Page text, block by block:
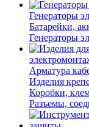
Генераторы
Батарейки,
Генераторы
Арматура
Изделия
Коробки,
Разъемы,